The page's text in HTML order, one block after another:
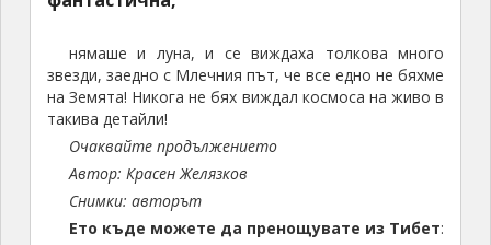
нямаше и луна, и се виждаха толкова много
звезди, заедно с Млечния път, че все едно не бяхме
на Земята! Никога не бях виждал космоса на живо в
такива детайли!
Очаквайте продължението
Автор: Красен Желязков
Снимки: авторът
Ето къде можете да пренощувате из Тибет: